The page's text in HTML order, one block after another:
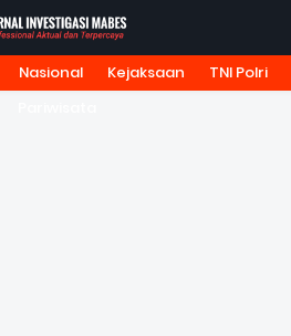
TENTANG KAMI REDAKSI
Nasional Kejaksaan TNI Polri